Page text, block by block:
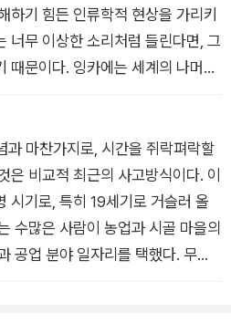
”, “만회할 수도 없고”, 손을 쓸 도
석”처럼 시간 속에 얼어붙은 채로
상을 이해하는 프레임이 되었고,
대상이 되었다. 그러면서 토론 질
다고 자청하는 문명적인 사람들은
종, 문명이 강력하게 결합한 결과,
힘든, 알 수 없는 행동을 하는 것
때조차도, 과학적으로 봤을 때 뼛
되어버린 것이었다.
문에 대한 대답은 한 가지 특정한
지해진다면, “영국의 잠자고 있는
고 썼다. 교육은 단순히 정신세계
교육은 대영제국의 지평을 넓히고
핵심 역할을 할 도구였다. (…)
무렵, 몇몇 문서가 연달아 유출되
어 있는 저열한 모방품을 폭로했다.
합 중등 학교’(1969년)라는 보고
적으로는 덜튼 보고서라고 부른다.
지역 공동체에 실망과 분노를 불러
생들이 많이 다니는 학교는 교육
것이다. 이 아이들은 일반적으로 백
하기 힘든 인류학적 현상을 가리키
너무 이상한 소리처럼 들린다면, 그
때문이다. 잉카에는 세계의 나머지
니까 종이에 쓰인 흔적은 없었지
‘키푸(khipu)’라는 고유한 기록 시
지도, 그러니까 누군가 굳이 키푸에
푸는 일반적으로 수를 세거나 계산
여겨졌다. 메소포타미아의 초기
이다. 그렇지만 최근 10년 동안 이
실은 오늘날 우리가 알고 있는 전
인 기록 시스템이라는 것을 밝혀
과 마찬가지로, 시간을 쥐락펴락할
은 비교적 최근의 사고방식이다. 이
시기로, 특히 19세기로 거슬러 올
수많은 사람이 농업과 시골 마을의
공업 분야 일자리를 택했다. 무엇
업화는 서양 역사에서 핵심적인 발